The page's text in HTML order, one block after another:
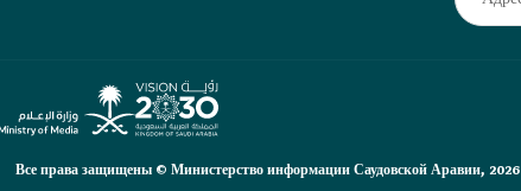
Все права защищены © Министерство информации Саудовской Аравии, 2026